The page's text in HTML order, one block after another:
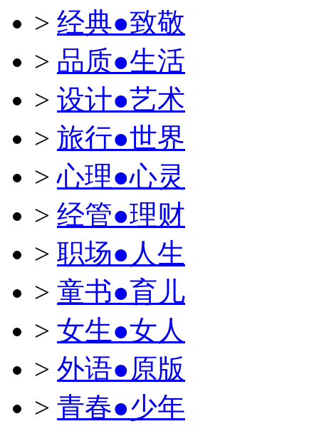
> 经典●致敬
> 品质●生活
> 设计●艺术
> 旅行●世界
>心理●心灵
> 经管●理财
> 职场●人生
> 童书●育儿
> 女生●女人
> 外语●原版
> 青春●少年